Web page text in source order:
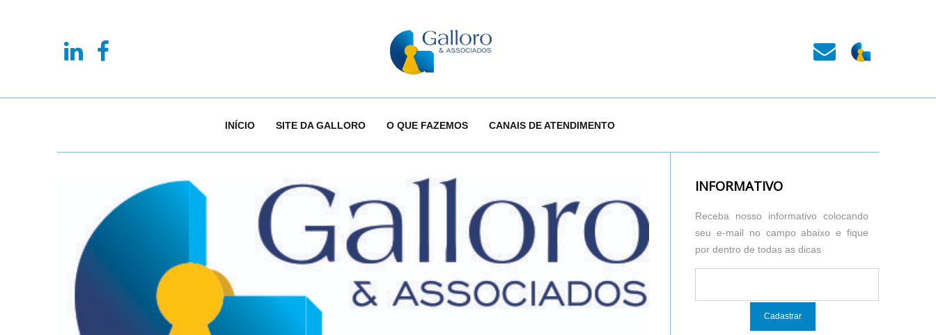
INÍCIO SITE DA GALLORO O QUE FAZEMOS CANAIS DE ATENDIMENTO
INFORMATIVO
Receba nosso informativo colocando
seu e-mail no campo abaixo e fique
por dentro de todas as dicas